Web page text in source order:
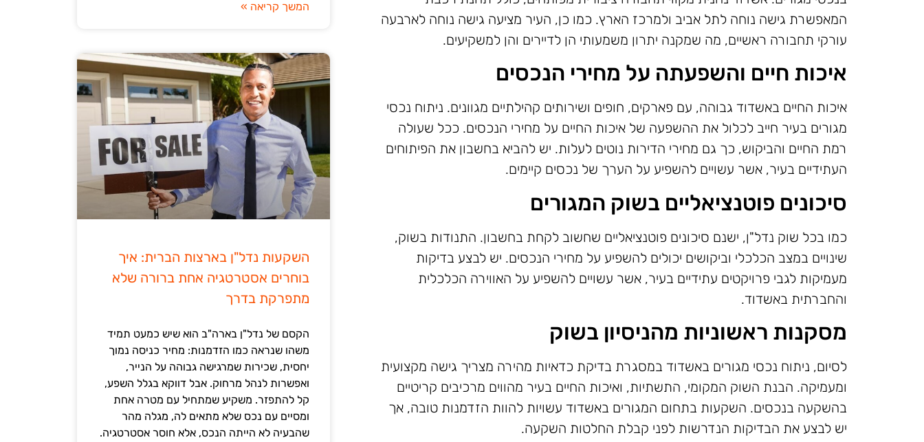
המשך קריאה »
השקעות נדל"ן בארצות הברית: איך
בוחרים אסטרטגיה אחת ברורה שלא
מתפרקת בדרך
הקסם של נדל"ן בארה"ב הוא שיש כמעט תמיד
משהו שנראה כמו הזדמנות: מחיר כניסה נמוך
יחסית, שכירות שמרגישה גבוהה על הנייר,
ואפשרות לנהל מרחוק. אבל דווקא בגלל השפע,
קל להתפזר. משקיע שמתחיל עם מטרה אחת
ומסיים עם נכס שלא מתאים לה, מגלה מהר
שהבעיה לא הייתה הנכס, אלא חוסר אסטרטגיה.
המאפשרת גישה נוחה לתל אביב ולמרכז הארץ. כמו כן, העיר מציעה גישה נוחה לארבעה
עורקי תחבורה ראשיים, מה שמקנה יתרון משמעותי הן לדיירים והן למשקיעים.
איכות חיים והשפעתה על מחירי הנכסים
איכות החיים באשדוד גבוהה, עם פארקים, חופים ושירותים קהילתיים מגוונים. ניתוח נכסי
מגורים בעיר חייב לכלול את ההשפעה של איכות החיים על מחירי הנכסים. ככל שעולה
רמת החיים והביקוש, כך גם מחירי הדירות נוטים לעלות. יש להביא בחשבון את הפיתוחים
העתידיים בעיר, אשר עשויים להשפיע על הערך של נכסים קיימים.
סיכונים פוטנציאליים בשוק המגורים
כמו בכל שוק נדל"ן, ישנם סיכונים פוטנציאליים שחשוב לקחת בחשבון. התנודות בשוק,
שינויים במצב הכלכלי וביקושים יכולים להשפיע על מחירי הנכסים. יש לבצע בדיקות
מעמיקות לגבי פרויקטים עתידיים בעיר, אשר עשויים להשפיע על האווירה הכלכלית
והחברתית באשדוד.
מסקנות ראשוניות מהניסיון בשוק
לסיום, ניתוח נכסי מגורים באשדוד במסגרת בדיקת כדאיות מהירה מצריך גישה מקצועית
ומעמיקה. הבנת השוק המקומי, התשתיות, ואיכות החיים בעיר מהווים מרכיבים קריטיים
בהשקעה בנכסים. השקעות בתחום המגורים באשדוד עשויות להוות הזדמנות טובה, אך
יש לבצע את הבדיקות הנדרשות לפני קבלת החלטות השקעה.